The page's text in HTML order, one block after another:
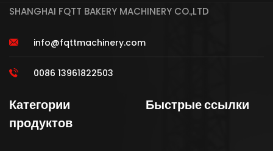
SHANGHAI FQTT BAKERY MACHINERY CO.,LTD
info@fqttmachinery.com
0086 13961822503
Категории
продуктов
Быстрые ссылки